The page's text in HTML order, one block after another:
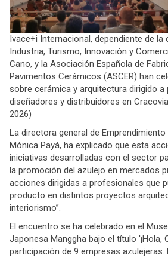
Ivace+i Internacional, dependiente de la
Industria, Turismo, Innovación y
Cano, y la Asociación Española de
Pavimentos Cerámicos (ASCER) han
sobre cerámica y arquitectura dirigido a
diseñadores y distribuidores en
2026)
La directora general de
Mónica Payá, ha explicado que esta
iniciativas desarrolladas con el sector
la promoción del azulejo en mercados
acciones dirigidas a profesionales que
producto en distintos proyectos
interiorismo”.
El encuentro se ha celebrado en el
Japonesa Manggha bajo el título '¡Hola,
participación de 9 empresas